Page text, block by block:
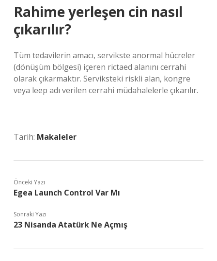
Rahime yerleşen cin nasıl
çıkarılır?
Tüm tedavilerin amacı, servikste anormal hücreler
(dönüşüm bölgesi) içeren rictaed alanını cerrahi
olarak çıkarmaktır. Serviksteki riskli alan, kongre
veya leep adı verilen cerrahi müdahalelerle çıkarılır.
Tarih: Makaleler
Önceki Yazı
Egea Launch Control Var Mı
Sonraki Yazı
23 Nisanda Atatürk Ne Açmış